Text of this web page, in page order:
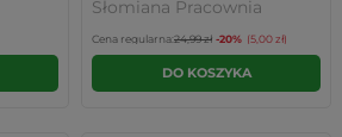
Słomiana Pracownia
Cena regularna:24,99 zł -20% (5,00 zł)
DO KOSZYKA